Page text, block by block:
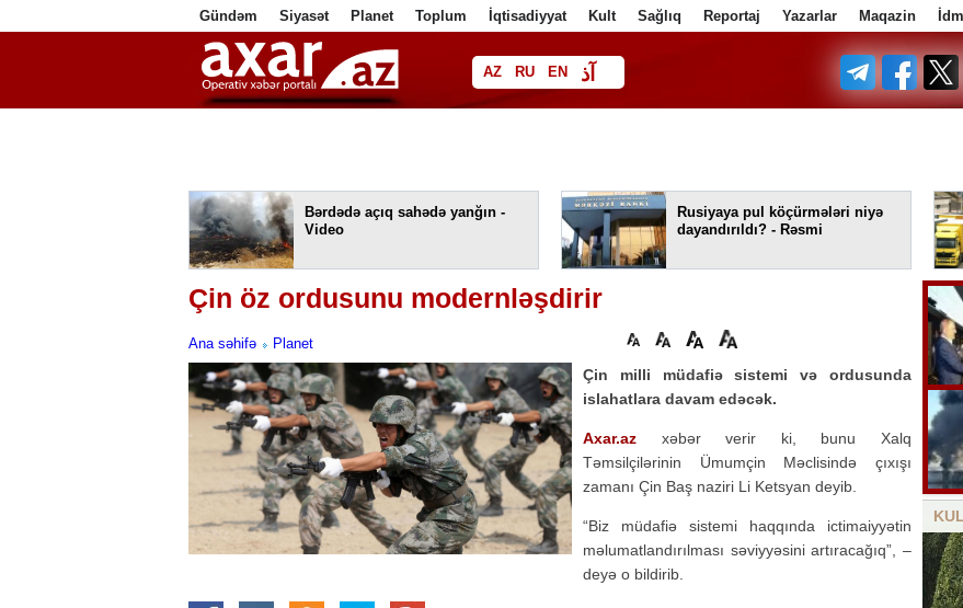
Gündəm Siyasət Planet Toplum İqtisadiyyat Kult Sağlıq Reportaj Yazarlar Maqazin
AZ RU EN آذ
فا
Bərdədə açıq sahədə yanğın -
Video
Rusiyaya pul köçürmələri niyə
dayandırıldı? - Rəsmi
Çin öz ordusunu modernləşdirir
Ana səhifə Planet
Çin milli müdafiə sistemi və ordusunda
islahatlara davam edəcək.
Axar.az xəbər verir ki, bunu Xalq
Təmsilçilərinin Ümumçin Məclisində çıxışı
zamanı Çin Baş naziri Li Ketsyan deyib.
“Biz müdafiə sistemi haqqında ictimaiyyətin
məlumatlandırılması səviyyəsini artıracağıq”, –
deyə o bildirib.